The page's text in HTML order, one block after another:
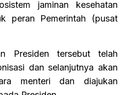
jaminan kesehatan
peran Pemerintah (pusat
Presiden tersebut telah
dan selanjutnya akan
menteri dan diajukan